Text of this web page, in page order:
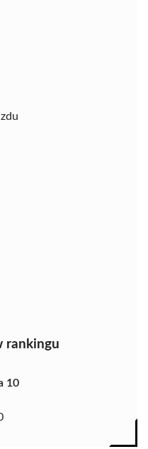
rankingu
10